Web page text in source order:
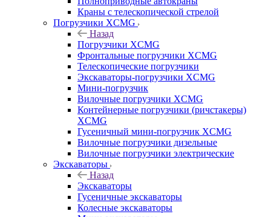
Краны с телескопической стрелой
Погрузчики XCMG
Назад
Погрузчики XCMG
Фронтальные погрузчики XCMG
Телескопические погрузчики
Экскаваторы-погрузчики XCMG
Мини-погрузчик
Вилочные погрузчики XCMG
Контейнерные погрузчики (ричстакеры)
XCMG
Гусеничный мини-погрузчик XCMG
Вилочные погрузчики дизельные
Вилочные погрузчики электрические
Экскаваторы
Назад
Экскаваторы
Гусеничные экскаваторы
Колесные экскаваторы